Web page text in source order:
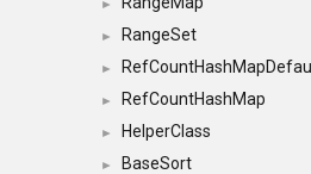
►
► RangeSet
►
► RefCountHashMap
► HelperClass
► BaseSort